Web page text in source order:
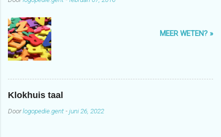
MEER WETEN? »
Klokhuis taal
Doorlogopedie.gent -juni 26, 2022